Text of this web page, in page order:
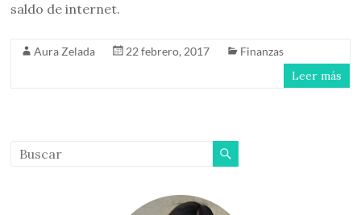
saldo de internet.
Aura Zelada 22 febrero, 2017 Finanzas
Leer más